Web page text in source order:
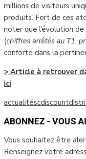
millions de visiteurs
produits. Fort de ces
noter que l’évolution
(chiffres arrêtés au T1,
conforte dans la
> Article à retrouver
ici
actualitéscdiscount
ABONNEZ - VOUS
Vous souhaitez être
Renseignez votre